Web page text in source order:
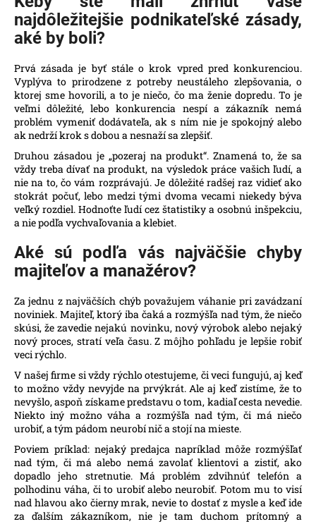
najdôležitejšie podnikateľské zásady,
aké by boli?
Prvá zásada je byť stále o krok vpred pred konkurenciou.
Vyplýva to prirodzene z potreby neustáleho zlepšovania, o
ktorej sme hovorili, a to je niečo, čo ma ženie dopredu. To je
veľmi dôležité, lebo konkurencia nespí a zákazník nemá
problém vymeniť dodávateľa, ak s ním nie je spokojný alebo
ak nedrží krok s dobou a nesnaží sa zlepšiť.
Druhou zásadou je „pozeraj na produkt“. Znamená to, že sa
vždy treba dívať na produkt, na výsledok práce vašich ľudí, a
nie na to, čo vám rozprávajú. Je dôležité radšej raz vidieť ako
stokrát počuť, lebo medzi tými dvoma vecami niekedy býva
veľký rozdiel. Hodnoťte ľudí cez štatistiky a osobnú inšpekciu,
a nie podľa vychvaľovania a klebiet.
Aké sú podľa vás najväčšie chyby
majiteľov a manažérov?
Za jednu z najväčších chýb považujem váhanie pri zavádzaní
noviniek. Majiteľ, ktorý iba čaká a rozmýšľa nad tým, že niečo
skúsi, že zavedie nejakú novinku, nový výrobok alebo nejaký
nový proces, stratí veľa času. Z môjho pohľadu je lepšie robiť
veci rýchlo.
V našej firme si vždy rýchlo otestujeme, či veci fungujú, aj keď
to možno vždy nevyjde na prvýkrát. Ale aj keď zistíme, že to
nevyšlo, aspoň získame predstavu o tom, kadiaľ cesta nevedie.
Niekto iný možno váha a rozmýšľa nad tým, či má niečo
urobiť, a tým pádom neurobí nič a stojí na mieste.
Poviem príklad: nejaký predajca napríklad môže rozmýšľať
nad tým, či má alebo nemá zavolať klientovi a zistiť, ako
dopadlo jeho stretnutie. Má problém zdvihnúť telefón a
polhodinu váha, či to urobiť alebo neurobiť. Potom mu to visí
nad hlavou ako čierny mrak, nevie to dostať z mysle a keď ide
za ďalším zákazníkom, nie je tam duchom prítomný a